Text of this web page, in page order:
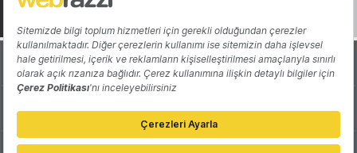
Hakkında Yazarlar
Katkıda Bulun Reklam